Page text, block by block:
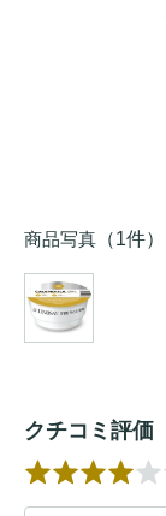
商品写真 （1件）
クチコミ評価